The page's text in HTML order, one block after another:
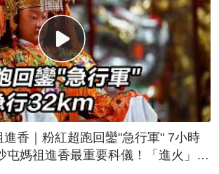
進香｜粉紅超跑回鑾"急行軍" 7小時
屯媽祖進香最重要科儀！「進火」儀